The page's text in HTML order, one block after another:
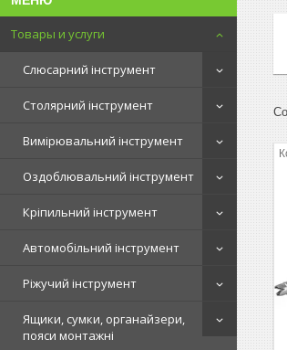
Товары и услуги
Слюсарний інструмент
Столярний інструмент
Вимірювальний інструмент
Оздоблювальний інструмент
Кріпильний інструмент
Автомобільний інструмент
Ріжучий інструмент
Ящики, сумки, органайзери,
пояси монтажні